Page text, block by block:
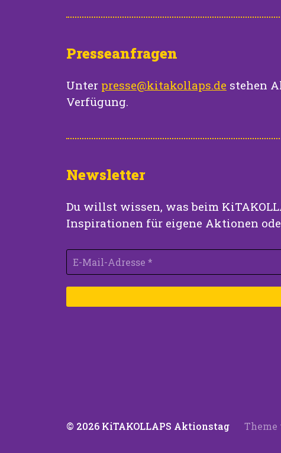
Presseanfragen
Unter presse@kitakollaps.de stehen
Verfügung.
Newsletter
Du willst wissen, was beim
Inspirationen für eigene Aktionen
© 2026 KiTAKOLLAPS Aktionstag Theme